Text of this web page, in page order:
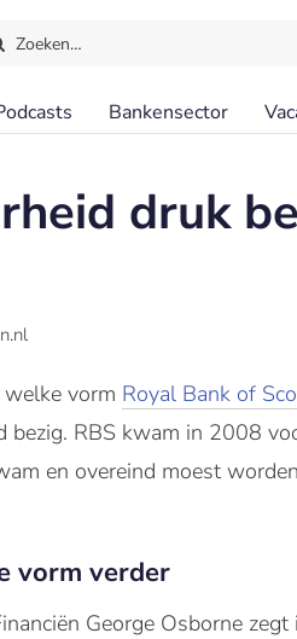
Zoeken…
Bankensector
druk
vorm Royal Bank of
bezig. RBS kwam in 2008
en overeind moest
vorm verder
George Osborne